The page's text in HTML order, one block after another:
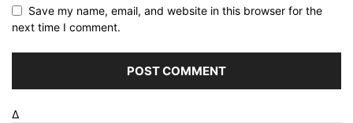
Save my name, email, and website in this browser for the
next time I comment.
Δ